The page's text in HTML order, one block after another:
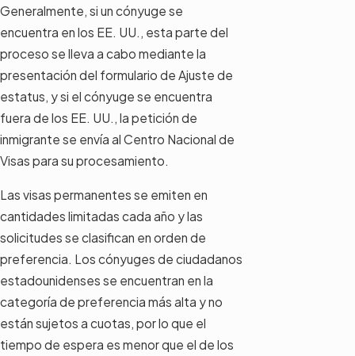
Generalmente, si un cónyuge se
encuentra en los EE. UU., esta parte del
proceso se lleva a cabo mediante la
presentación del formulario de Ajuste de
estatus, y si el cónyuge se encuentra
fuera de los EE. UU., la petición de
inmigrante se envía al Centro Nacional de
Visas para su procesamiento.
Las visas permanentes se emiten en
cantidades limitadas cada año y las
solicitudes se clasifican en orden de
preferencia. Los cónyuges de ciudadanos
estadounidenses se encuentran en la
categoría de preferencia más alta y no
están sujetos a cuotas, por lo que el
tiempo de espera es menor que el de los